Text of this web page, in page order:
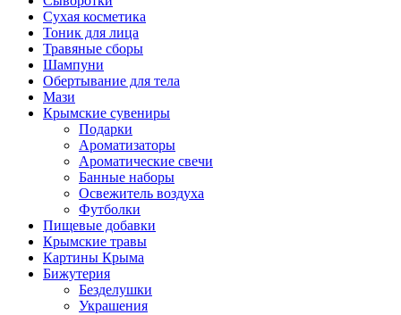
Сухая косметика
Тоник для лица
Травяные сборы
Шампуни
Обертывание для тела
Мази
Крымские сувениры
Подарки
Ароматизаторы
Ароматические свечи
Банные наборы
Освежитель воздуха
Футболки
Пищевые добавки
Крымские травы
Картины Крыма
Бижутерия
Безделушки
Украшения